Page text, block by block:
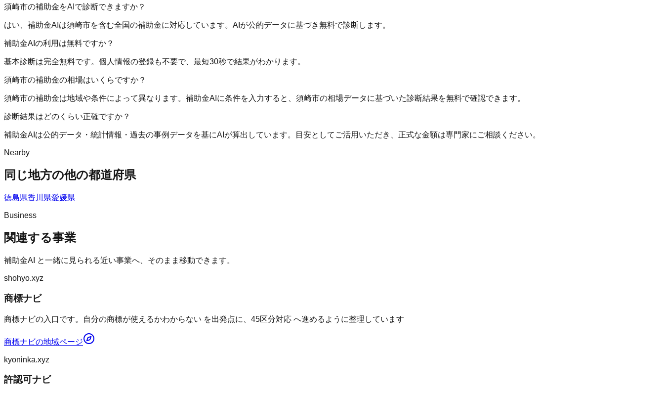
須崎市の補助金をAIで診断できますか？
はい、補助金AIは須崎市を含む全国の補助金に対応しています。AIが公的データに基づき無料で診断します。
補助金AIの利用は無料ですか？
基本診断は完全無料です。個人情報の登録も不要で、最短30秒で結果がわかります。
須崎市の補助金の相場はいくらですか？
須崎市の補助金は地域や条件によって異なります。補助金AIに条件を入力すると、須崎市の相場データに基づいた診断結果を無料で確認できます。
診断結果はどのくらい正確ですか？
補助金AIは公的データ・統計情報・過去の事例データを基にAIが算出しています。目安としてご活用いただき、正式な金額は専門家にご相談ください。
Nearby
同じ地方の他の都道府県
徳島県香川県愛媛県
Business
関連する事業
補助金AI と一緒に見られる近い事業へ、そのまま移動できます。
shohyo.xyz
商標ナビ
商標ナビの入口です。自分の商標が使えるかわからない を出発点に、45区分対応 へ進めるように整理しています
商標ナビの地域ページ
kyoninka.xyz
許認可ナビ